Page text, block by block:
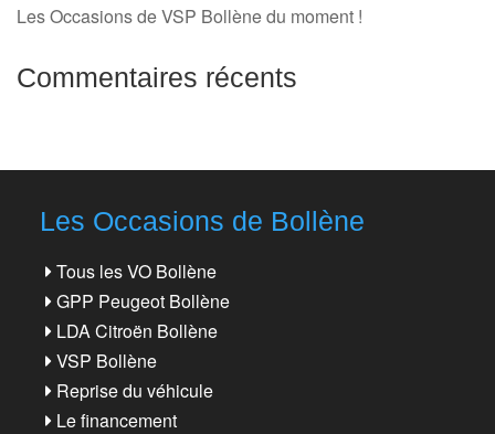
Les Occasions de VSP Bollène du moment !
Commentaires récents
Les Occasions de Bollène
Tous les VO Bollène
GPP Peugeot Bollène
LDA Citroën Bollène
VSP Bollène
Reprise du véhicule
Le financement